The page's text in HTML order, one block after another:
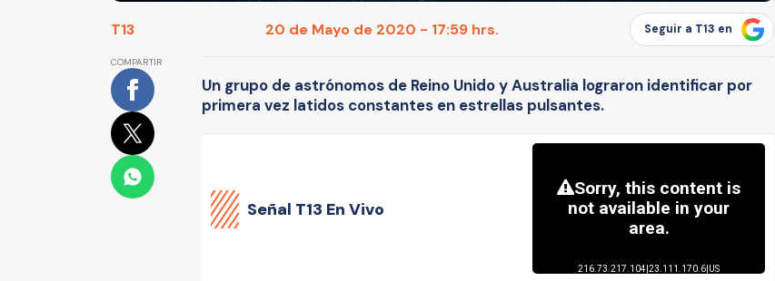
T13 20 de Mayo de 2020 - 17:59 hrs. Seguir a T13 en
COMPARTIR
Un grupo de astrónomos de Reino Unido y Australia lograron identificar por
primera vez latidos constantes en estrellas pulsantes.
Señal T13 En Vivo